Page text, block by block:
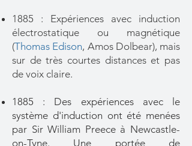
1885 : Expériences avec induction
électrostatique ou magnétique
(Thomas Edison, Amos Dolbear), mais
sur de très courtes distances et pas
de voix claire.
1885 : Des expériences avec le
système d'induction ont été menées
par Sir William Preece à Newcastle-
on-Tyne. Une portée de